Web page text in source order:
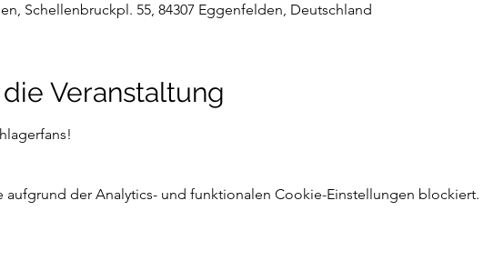
Schellenbruckpl. 55, 84307 Eggenfelden, Deutschland
Veranstaltung
aufgrund der Analytics- und funktionalen Cookie-Einstellungen blockiert.